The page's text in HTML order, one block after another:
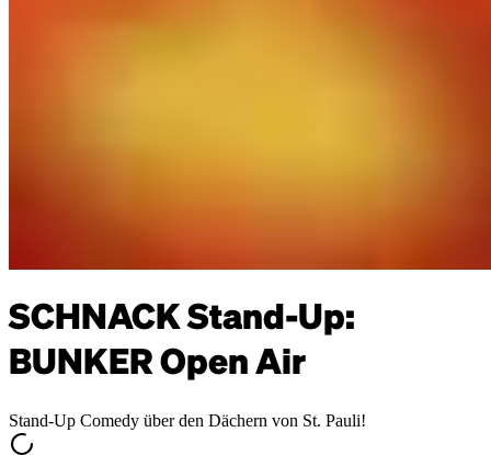
SCHNACK Stand-Up:
BUNKER Open Air
Stand-Up Comedy über den Dächern von St. Pauli!